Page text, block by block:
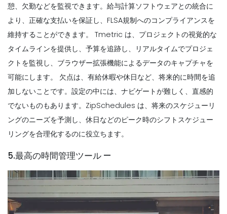
憩、欠勤などを監視できます。給与計算ソフトウェアとの統合に
より、正確な支払いを保証し、FLSA規制へのコンプライアンスを
維持することができます。
Tmetric は、プロジェクトの視覚的な
タイムラインを提供し、予算を追跡し、リアルタイムでプロジェ
クトを監視し、ブラウザー拡張機能によるデータのキャプチャを
可能にします。
欠点は、有給休暇や休日など、将来的に時間を追
加しないことです。設定の中には、ナビゲートが難しく、直感的
でないものもあります。ZipSchedules は、将来のスケジューリ
ングのニーズを予測し、休日などのピーク時のシフトスケジュー
リングを合理化するのに役立ちます。
5.最高の時間管理ツール —